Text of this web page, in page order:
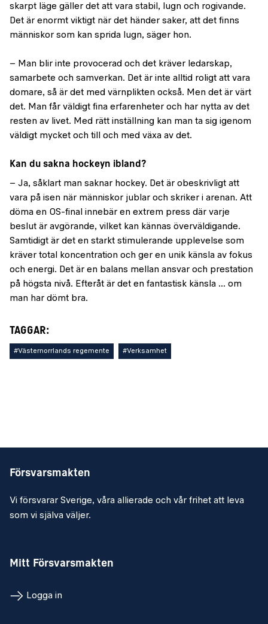
skarpt läge gäller det att vara stabil, lugn och rogivande.
Det är enormt viktigt när det händer saker, att det finns
människor som kan sprida lugn, säger hon.
− Man blir inte provocerad och det kräver ledarskap,
samarbete och samverkan. Det är inte alltid roligt att vara
domare, så är det med värnplikten också. Men det är värt
det. Man får väldigt fina erfarenheter och har nytta av det
resten av livet. Med rätt inställning kan man ta sig igenom
väldigt mycket och till och med växa av det.
Kan du sakna hockeyn ibland?
− Ja, såklart man saknar hockey. Det är obeskrivligt att
vara på isen när människor jublar och skriker i arenan. Att
döma en OS-final innebär en extrem press där varje
beslut är avgörande, vilket kan kännas överväldigande.
Samtidigt är det en starkt stimulerande upplevelse som
kräver total koncentration och ger en unik känsla av fokus
och energi. Det är en balans mellan ansvar och prestation
på högsta nivå. Efteråt är det en fantastisk känsla … om
man har dömt bra.
TAGGAR:
#Västernorrlands regemente #Verksamhet
Försvarsmakten
Vi försvarar Sverige, våra allierade och vår frihet att leva
som vi själva väljer.
Mitt Försvarsmakten
Logga in